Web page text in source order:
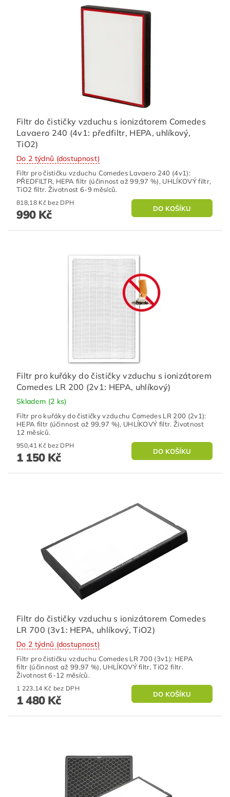
Filtr do čističky vzduchu s ionizátorem Comedes
Lavaero 240 (4v1: předfiltr, HEPA, uhlíkový,
TiO2)
Do 2 týdnů (dostupnost)
Filtr pro čističku vzduchu Comedes Lavaero 240 (4v1):
PŘEDFILTR, HEPA filtr (účinnost až 99,97 %), UHLÍKOVÝ filtr,
TiO2 filtr. Životnost 6-9 měsíců.
818,18 Kč bez DPH
990 Kč
Filtr pro kuřáky do čističky vzduchu s ionizátorem
Comedes LR 200 (2v1: HEPA, uhlíkový)
Skladem (2 ks)
Filtr pro kuřáky do čističky vzduchu Comedes LR 200 (2v1):
HEPA filtr (účinnost až 99,97 %), UHLÍKOVÝ filtr. Životnost
12 měsíců.
950,41 Kč bez DPH
1 150 Kč
Filtr do čističky vzduchu s ionizátorem Comedes
LR 700 (3v1: HEPA, uhlíkový, TiO2)
Do 2 týdnů (dostupnost)
Filtr pro čističku vzduchu Comedes LR 700 (3v1): HEPA
filtr (účinnost až 99,97 %), UHLÍKOVÝ filtr, TiO2 filtr.
Životnost 6-12 měsíců.
1 223,14 Kč bez DPH
1 480 Kč